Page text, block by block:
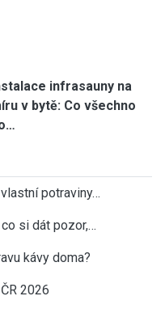
infrasauny na
v bytě: Co všechno
potraviny…
si dát pozor,…
kávy doma?
2026